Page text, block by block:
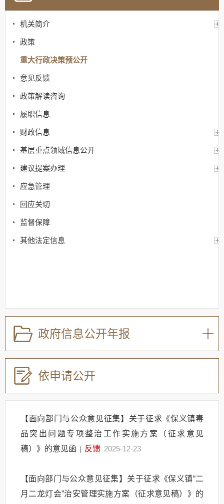
机关简介
政策
重大行政决策预公开
意见反馈
政策解读咨询
履职信息
财政信息
基层重点领域信息公开
建议提案办理
应急管理
回应关切
监督保障
其他法定信息
政府信息公开年报
依申请公开
【面向部门与公众意见征集】关于征求《保义镇毒
品突出问题专项整治工作实施方案（征求意见
稿）》的意见函 | 反馈 2025-12-23
【面向部门与公众意见征集】关于征求《保义镇“二
月二龙灯会”治安管理实施方案（征求意见稿）》的